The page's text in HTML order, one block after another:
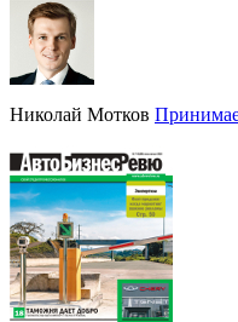
Николай Мотков